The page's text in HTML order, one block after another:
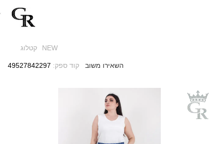
קטלוג NEW
קוד ספק: השאירו משוב